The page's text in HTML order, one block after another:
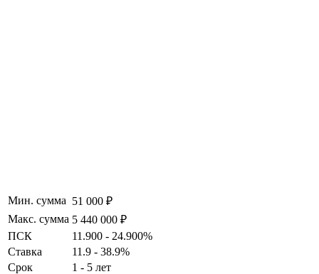
Мин. сумма 51 000 ₽
Макс. сумма 5 440 000 ₽
ПСК
11.900 - 24.900%
Ставка
11.9 - 38.9%
Срок
1 - 5 лет